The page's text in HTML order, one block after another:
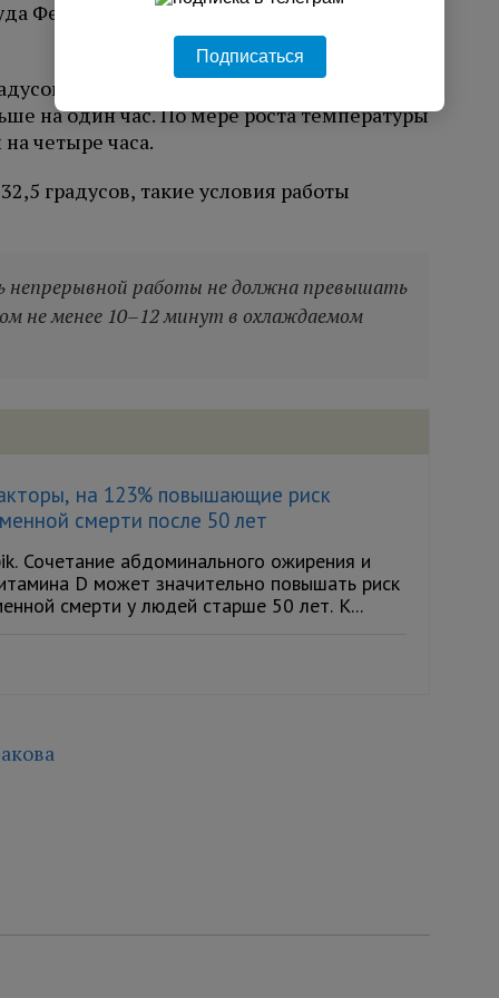
Федерации независимых профсоюзов
жары работодателям рекомендуется
на один час. По мере роста температуры
четыре часа.
градусов, такие условия работы
непрерывной работы не должна превышать
не менее 10–12 минут в охлаждаемом
на 123% повышающие риск
смерти после 50 лет
Сочетание абдоминального ожирения и
D может значительно повышать риск
смерти у людей старше 50 лет. К...
Подписаться